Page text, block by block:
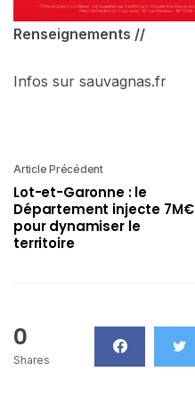
Renseignements //
Infos sur sauvagnas.fr
Article Précédent
Lot-et-Garonne : le
Département injecte 7M€
pour dynamiser le
territoire
0
Shares